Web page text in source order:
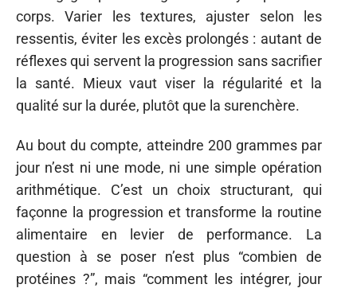
corps. Varier les textures, ajuster selon les
ressentis, éviter les excès prolongés : autant de
réflexes qui servent la progression sans sacrifier
la santé. Mieux vaut viser la régularité et la
qualité sur la durée, plutôt que la surenchère.
Au bout du compte, atteindre 200 grammes par
jour n’est ni une mode, ni une simple opération
arithmétique. C’est un choix structurant, qui
façonne la progression et transforme la routine
alimentaire en levier de performance. La
question à se poser n’est plus “combien de
protéines ?”, mais “comment les intégrer, jour